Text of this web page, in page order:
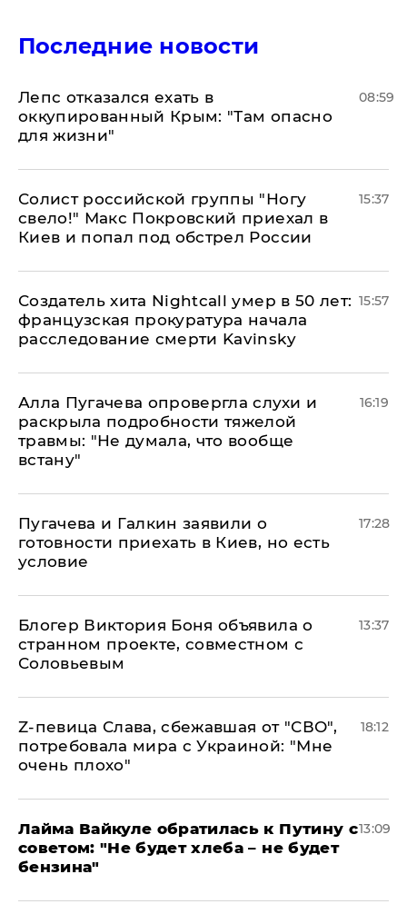
Последние новости
Лепс отказался ехать в
оккупированный Крым: "Там опасно
для жизни"
08:59
Солист российской группы "Ногу
свело!" Макс Покровский приехал в
Киев и попал под обстрел России
15:37
Создатель хита Nightcall умер в 50 лет:
французская прокуратура начала
расследование смерти Kavinsky
15:57
Алла Пугачева опровергла слухи и
раскрыла подробности тяжелой
травмы: "Не думала, что вообще
встану"
16:19
Пугачева и Галкин заявили о
готовности приехать в Киев, но есть
условие
17:28
Блогер Виктория Боня объявила о
странном проекте, совместном с
Соловьевым
13:37
Z-певица Слава, сбежавшая от "СВО",
потребовала мира с Украиной: "Мне
очень плохо"
18:12
Лайма Вайкуле обратилась к Путину с
советом: "Не будет хлеба – не будет
бензина"
13:09